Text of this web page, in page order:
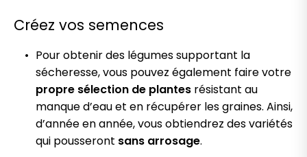
Créez vos semences
Pour obtenir des légumes supportant la
sécheresse, vous pouvez également faire votre
propre sélection de plantes résistant au
manque d’eau et en récupérer les graines. Ainsi,
d’année en année, vous obtiendrez des variétés
qui pousseront sans arrosage.